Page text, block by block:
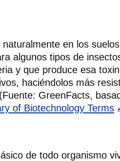
en los
algunos tipos de
y que produce esa
haciéndolos más
GreenFacts,
of Biotechnology Terms
de todo organismo